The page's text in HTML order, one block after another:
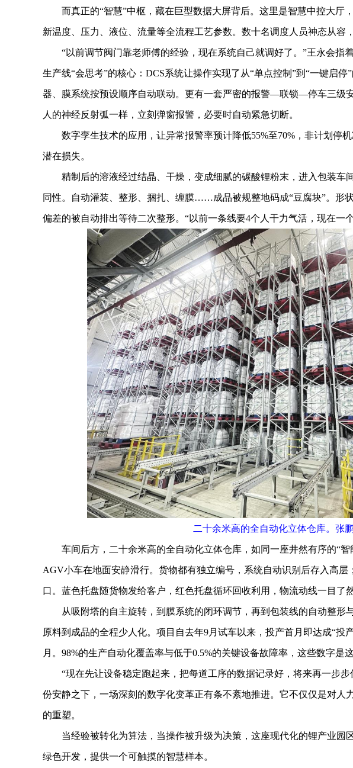
而真正的“智慧”中枢，藏在巨型数据大屏背后。这里是智慧中控大厅
新温度、压力、液位、流量等全流程工艺参数。数十名调度人员神态从容
“以前调节阀门靠老师傅的经验，现在系统自己就调好了。”王永会指
生产线“会思考”的核心：DCS系统让操作实现了从“单点控制”到“一键启
器、膜系统按预设顺序自动联动。更有一套严密的报警—联锁—停车三级
人的神经反射弧一样，立刻弹窗报警，必要时自动紧急切断。
数字孪生技术的应用，让异常报警率预计降低55%至70%，非计划停机
潜在损失。
精制后的溶液经过结晶、干燥，变成细腻的碳酸锂粉末，进入包装车
同性。自动灌装、整形、捆扎、缠膜……成品被规整地码成“豆腐块”。形
偏差的被自动排出等待二次整形。“以前一条线要4个人干力气活，现在一
二十余米高的全自动化立体仓库。张
车间后方，二十余米高的全自动化立体仓库，如同一座井然有序的“智
AGV小车在地面安静滑行。货物都有独立编号，系统自动识别后存入高
口。蓝色托盘随货物发给客户，红色托盘循环回收利用，物流动线一目了然
从吸附塔的自主旋转，到膜系统的闭环调节，再到包装线的自动整形
原料到成品的全程少人化。项目自去年9月试车以来，投产首月即达成“投
月。98%的生产自动化覆盖率与低于0.5%的关键设备故障率，这些数字是
“现在先让设备稳定跑起来，把每道工序的数据记录好，将来再一步步
份安静之下，一场深刻的数字化变革正有条不紊地推进。它不仅仅是对人
的重塑。
当经验被转化为算法，当操作被升级为决策，这座现代化的锂产业园区
绿色开发，提供一个可触摸的智慧样本。